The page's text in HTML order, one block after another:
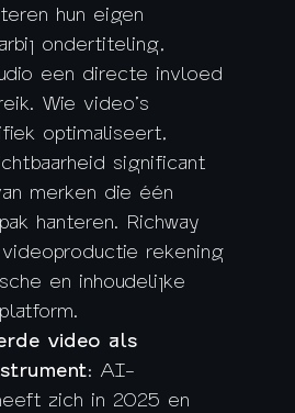
hun eigen
ondertiteling,
een directe invloed
Wie video’s
optimaliseert,
significant
merken die één
hanteren. Richway
rekening
en inhoudelijke
video als
: AI-
zich in 2025 en